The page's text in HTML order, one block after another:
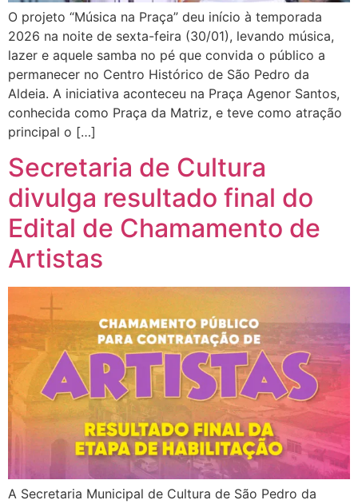
O projeto “Música na Praça” deu início à temporada
2026 na noite de sexta-feira (30/01), levando música,
lazer e aquele samba no pé que convida o público a
permanecer no Centro Histórico de São Pedro da
Aldeia. A iniciativa aconteceu na Praça Agenor Santos,
conhecida como Praça da Matriz, e teve como atração
principal o […]
Secretaria de Cultura
divulga resultado final do
Edital de Chamamento de
Artistas
A Secretaria Municipal de Cultura de São Pedro da